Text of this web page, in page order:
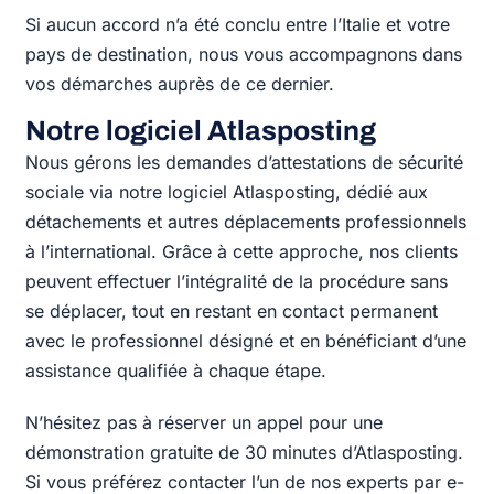
Si aucun accord n’a été conclu entre l’Italie et votre
pays de destination, nous vous accompagnons dans
vos démarches auprès de ce dernier.
Notre logiciel Atlasposting
Nous gérons les demandes d’attestations de sécurité
sociale via notre logiciel Atlasposting, dédié aux
détachements et autres déplacements professionnels
à l’international. Grâce à cette approche, nos clients
peuvent effectuer l’intégralité de la procédure sans
se déplacer, tout en restant en contact permanent
avec le professionnel désigné et en bénéficiant d’une
assistance qualifiée à chaque étape.
N’hésitez pas à réserver un appel pour une
démonstration gratuite de 30 minutes d’Atlasposting.
Si vous préférez contacter l’un de nos experts par e-